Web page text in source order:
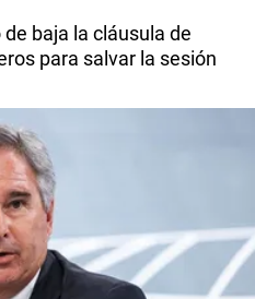
baja la cláusula de
para salvar la sesión